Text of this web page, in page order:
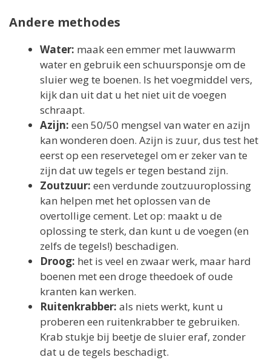
Andere methodes
Water: maak een emmer met lauwwarm
water en gebruik een schuursponsje om de
sluier weg te boenen. Is het voegmiddel vers,
kijk dan uit dat u het niet uit de voegen
schraapt.
Azijn: een 50/50 mengsel van water en azijn
kan wonderen doen. Azijn is zuur, dus test het
eerst op een reservetegel om er zeker van te
zijn dat uw tegels er tegen bestand zijn.
Zoutzuur: een verdunde zoutzuuroplossing
kan helpen met het oplossen van de
overtollige cement. Let op: maakt u de
oplossing te sterk, dan kunt u de voegen (en
zelfs de tegels!) beschadigen.
Droog: het is veel en zwaar werk, maar hard
boenen met een droge theedoek of oude
kranten kan werken.
Ruitenkrabber: als niets werkt, kunt u
proberen een ruitenkrabber te gebruiken.
Krab stukje bij beetje de sluier eraf, zonder
dat u de tegels beschadigt.